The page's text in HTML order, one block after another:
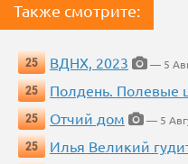
Также смотрите:
25 ВДНХ, 2023
— 5
25
Полдень. Полевые
25
Отчий дом
— 5
25
Илья Великий